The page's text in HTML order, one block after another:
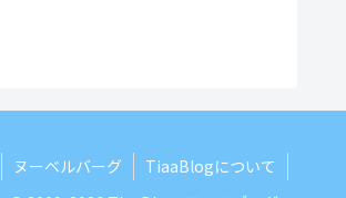
ヌーベルバーグ
TiaaBlogについて